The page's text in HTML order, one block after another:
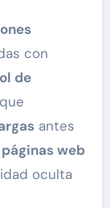
con
de
antes
páginas web
oculta